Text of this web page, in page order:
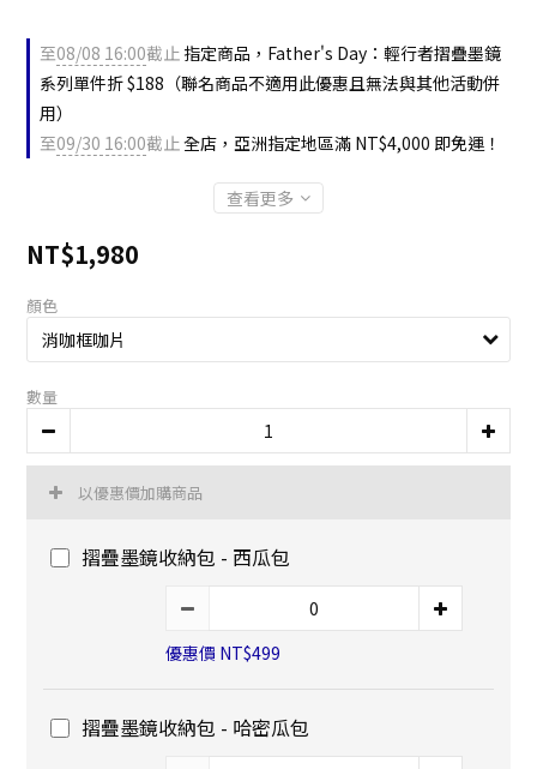
至08/08 16:00截止 指定商品，Father's Day：輕行者摺疊墨鏡
系列單件折 $188（聯名商品不適用此優惠且無法與其他活動併
用）
至09/30 16:00截止全店，亞洲指定地區滿 NT$4,000 即免運！
查看更多
NT$1,980
顏色
數量
以優惠價加購商品
摺疊墨鏡收納包 - 西瓜包
優惠價 NT$499
摺疊墨鏡收納包 - 哈密瓜包